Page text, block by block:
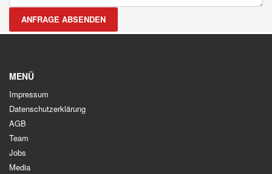
ANFRAGE ABSENDEN
MENÜ
Impressum
Datenschutzerklärung
AGB
Team
Jobs
Media